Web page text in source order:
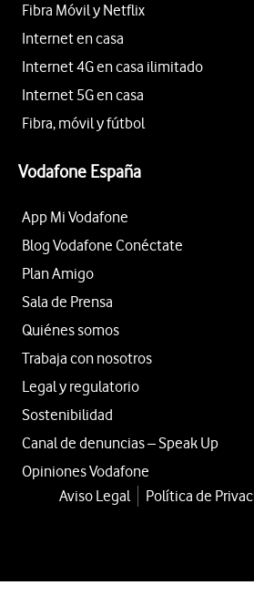
Fibra Móvil y Netflix
Internet en casa
Internet 4G en casa ilimitado
Internet 5G en casa
Fibra, móvil y fútbol
Vodafone España
App Mi Vodafone
Blog Vodafone Conéctate
Plan Amigo
Sala de Prensa
Quiénes somos
Trabaja con nosotros
Legal y regulatorio
Sostenibilidad
Canal de denuncias – Speak Up
Opiniones Vodafone
Aviso Legal Política de